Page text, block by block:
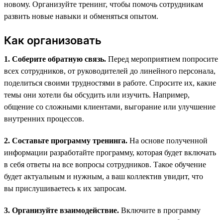
новому. Организуйте тренинг, чтобы помочь сотрудникам
развить новые навыки и обменяться опытом.
Как организовать
1. Соберите обратную связь. Перед мероприятием попросите
всех сотрудников, от руководителей до линейного персонала,
поделиться своими трудностями в работе. Спросите их, какие
темы они хотели бы обсудить или изучить. Например,
общение со сложными клиентами, выгорание или улучшение
внутренних процессов.
2. Составьте программу тренинга. На основе полученной
информации разработайте программу, которая будет включать
в себя ответы на все вопросы сотрудников. Такое обучение
будет актуальным и нужным, а ваш коллектив увидит, что
вы прислушиваетесь к их запросам.
3. Организуйте взаимодействие. Включите в программу